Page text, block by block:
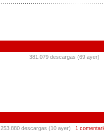
381.079 descargas (69 ayer)
253.880 descargas (10 ayer) 1